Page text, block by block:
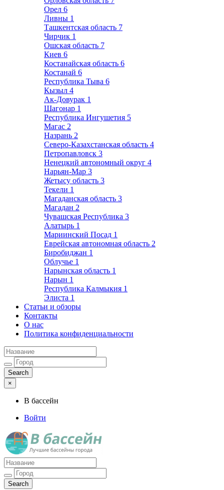
Орел 6
Ливны 1
Ташкентская область 7
Чирчик 1
Ошская область 7
Киев 6
Костанайская область 6
Костанай 6
Республика Тыва 6
Кызыл 4
Ак-Довурак 1
Шагонар 1
Республика Ингушетия 5
Магас 2
Назрань 2
Северо-Казахстанская область 4
Петропавловск 3
Ненецкий автономный округ 4
Нарьян-Мар 3
Жетысу область 3
Текели 1
Магаданская область 3
Магадан 2
Чувашская Республика 3
Алатырь 1
Мариинский Посад 1
Еврейская автономная область 2
Биробиджан 1
Облучье 1
Нарынская область 1
Нарын 1
Республика Калмыкия 1
Элиста 1
Статьи и обзоры
Контакты
О нас
Политика конфиденциальности
×
В бассейн
Войти
Лучшие бассейны города